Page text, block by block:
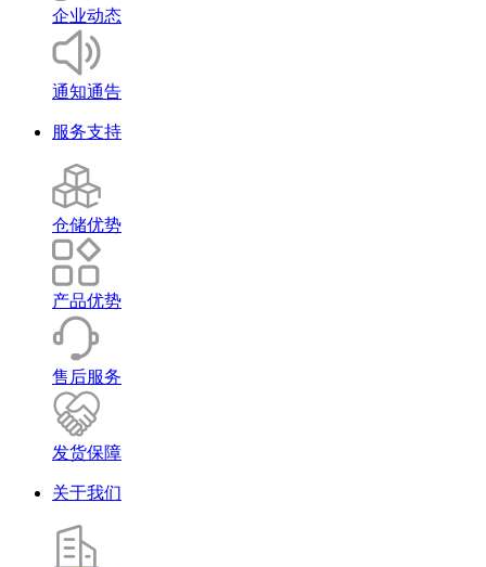
企业动态
通知通告
服务支持
仓储优势
产品优势
售后服务
发货保障
关于我们